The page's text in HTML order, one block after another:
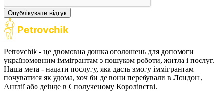
Опублікувати відгук
Petrovchik - це двомовна дошка оголошень для допомоги
україномовним іммігрантам з пошуком роботи, житла і послуг.
Наша мета - надати послугу, яка дасть змогу іммігрантам
почуватися як удома, хоч би де вони перебували в Лондоні,
Англії або деінде в Сполученому Королівстві.